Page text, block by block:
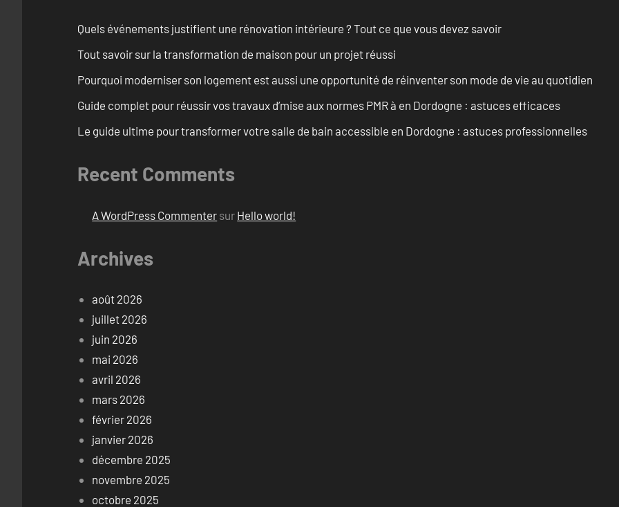
Quels événements justifient une rénovation intérieure ? Tout ce que vous devez savoir
Tout savoir sur la transformation de maison pour un projet réussi
Pourquoi moderniser son logement est aussi une opportunité de réinventer son mode de vie au quotidien
Guide complet pour réussir vos travaux d’mise aux normes PMR à en Dordogne : astuces efficaces
Le guide ultime pour transformer votre salle de bain accessible en Dordogne : astuces professionnelles
Recent Comments
A WordPress Commenter sur Hello world!
Archives
août 2026
juillet 2026
juin 2026
mai 2026
avril 2026
mars 2026
février 2026
janvier 2026
décembre 2025
novembre 2025
octobre 2025